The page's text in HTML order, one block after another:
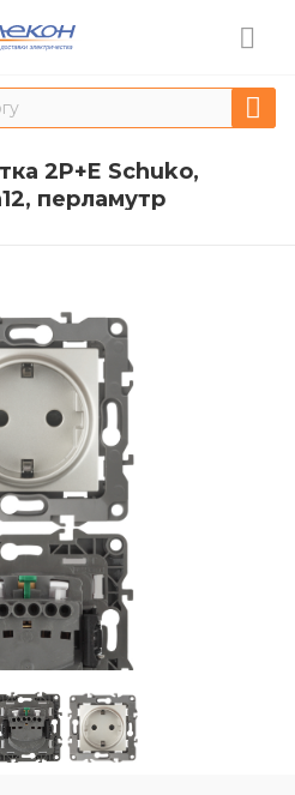
2P+E Schuko,
перламутр